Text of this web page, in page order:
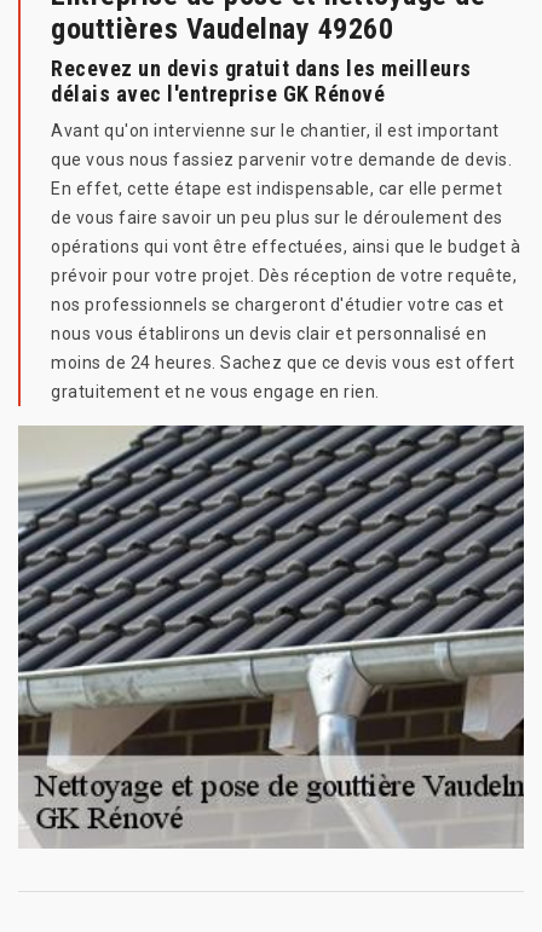
gouttières Vaudelnay 49260
Recevez un devis gratuit dans les meilleurs
délais avec l'entreprise GK Rénové
Avant qu'on intervienne sur le chantier, il est important
que vous nous fassiez parvenir votre demande de devis.
En effet, cette étape est indispensable, car elle permet
de vous faire savoir un peu plus sur le déroulement des
opérations qui vont être effectuées, ainsi que le budget à
prévoir pour votre projet. Dès réception de votre requête,
nos professionnels se chargeront d'étudier votre cas et
nous vous établirons un devis clair et personnalisé en
moins de 24 heures. Sachez que ce devis vous est offert
gratuitement et ne vous engage en rien.